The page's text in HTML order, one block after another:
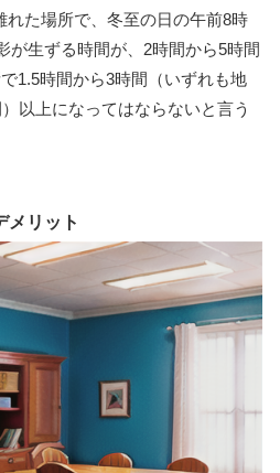
た場所で、冬至の日の午前8時
が生ずる時間が、2時間から5時間
1.5時間から3時間（いずれも地
以上になってはならないと言う
メリット